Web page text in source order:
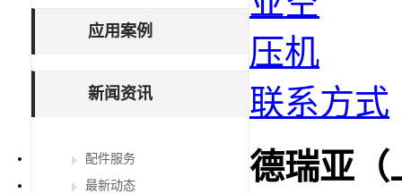
应用案例
新闻资讯
配件服务
最新动态
联系方式
德瑞亚（